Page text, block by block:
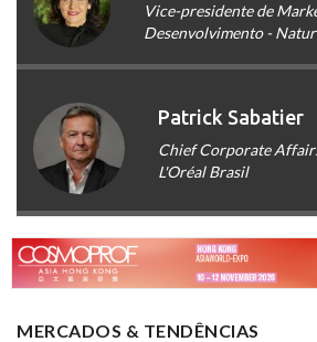
Vice-presidente de
Desenvolvimento -
Patrick Sabatier
Chief Corporate
L'Oréal Brasil
MERCADOS & TENDÊNCIAS